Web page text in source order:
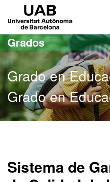
Acceso al contenido principal
Acceso a la navegación de la página
Grados
Grado en
Grado en
Sistema de